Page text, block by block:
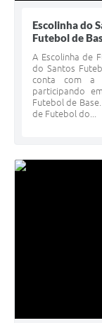
Escolinha do
Futebol de
A Escolinha de
do Santos
conta com a
participando
Futebol de
de Futebol do...